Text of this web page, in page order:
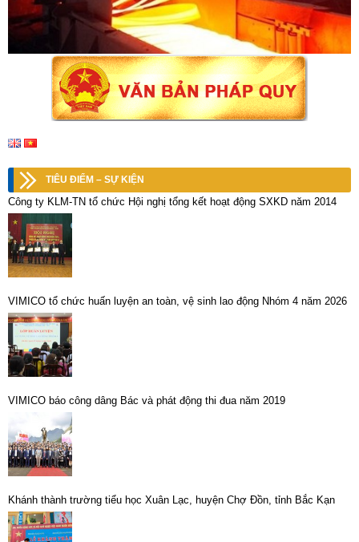
TIÊU ĐIỂM – SỰ KIỆN
Công ty KLM-TN tổ chức Hội nghị tổng kết hoạt động SXKD năm 2014
VIMICO tổ chức huấn luyện an toàn, vệ sinh lao động Nhóm 4 năm 2026
VIMICO báo công dâng Bác và phát động thi đua năm 2019
Khánh thành trường tiểu học Xuân Lạc, huyện Chợ Đồn, tỉnh Bắc Kạn